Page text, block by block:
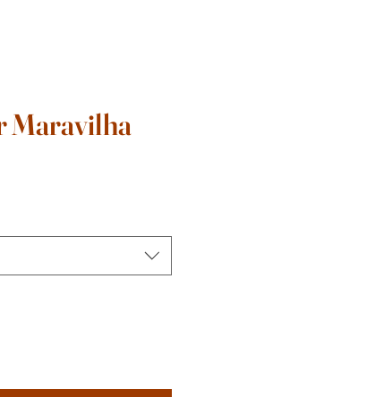
Maravilha